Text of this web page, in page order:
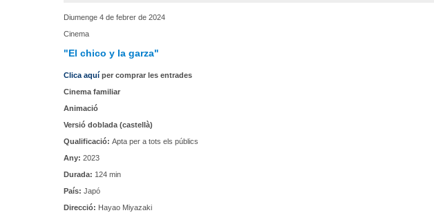
Diumenge 4 de febrer de 2024
Cinema
"El chico y la garza"
Clica aquí per comprar les entrades
Cinema familiar
Animació
Versió doblada (castellà)
Qualificació: Apta per a tots els públics
Any: 2023
Durada: 124 min
País: Japó
Direcció: Hayao Miyazaki